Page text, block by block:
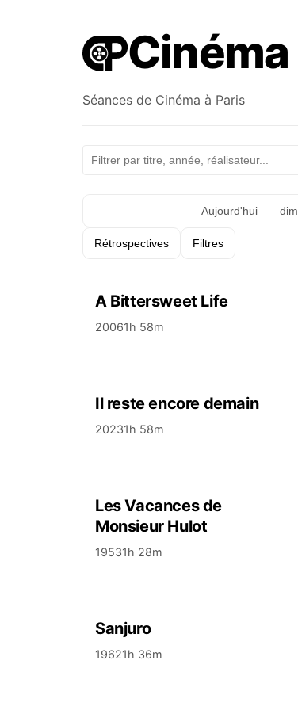
Séances de Cinéma à Paris
Aujourd'hui
Rétrospectives Filtres
A Bittersweet Life
20061h 58m
Il reste encore demain
20231h 58m
Les Vacances de
Monsieur Hulot
19531h 28m
Sanjuro
19621h 36m